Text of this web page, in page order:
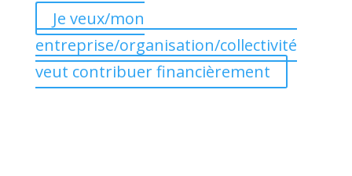
Je veux/mon
entreprise/organisation/collectivité
veut contribuer financièrement